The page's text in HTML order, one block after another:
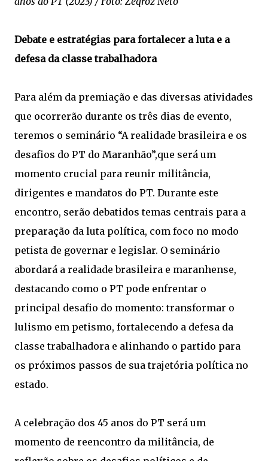
Debate e estratégias para fortalecer a luta e a
defesa da classe trabalhadora
Para além da premiação e das diversas atividades
que ocorrerão durante os três dias de evento,
teremos o seminário “A realidade brasileira e os
desafios do PT do Maranhão”,que será um
momento crucial para reunir militância,
dirigentes e mandatos do PT. Durante este
encontro, serão debatidos temas centrais para a
preparação da luta política, com foco no modo
petista de governar e legislar. O seminário
abordará a realidade brasileira e maranhense,
destacando como o PT pode enfrentar o
principal desafio do momento: transformar o
lulismo em petismo, fortalecendo a defesa da
classe trabalhadora e alinhando o partido para
os próximos passos de sua trajetória política no
estado.
A celebração dos 45 anos do PT será um
momento de reencontro da militância, de